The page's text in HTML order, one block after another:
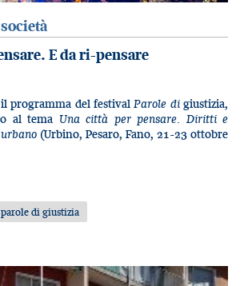
E da ri-pensare
il programma del festivalParole digiustizia,
al tema Una città per pensare. Diritti e
(Urbino, Pesaro, Fano, 21-23 ottobre
parole di giustizia